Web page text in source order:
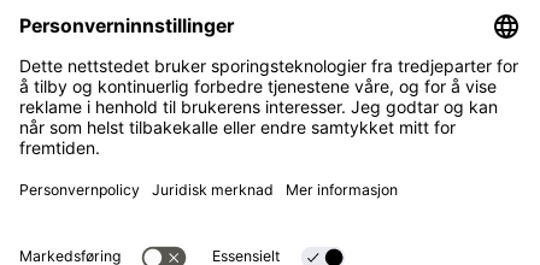
Blogg
SUPPORT
Kontakt
Vanlige spørsmål